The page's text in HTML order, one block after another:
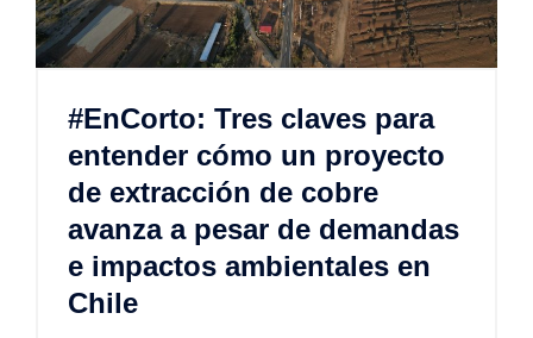
#EnCorto: Tres claves para
entender cómo un proyecto
de extracción de cobre
avanza a pesar de demandas
e impactos ambientales en
Chile